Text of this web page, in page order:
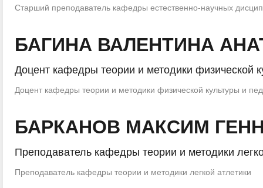
Старший преподаватель кафедры естественно-научных
БАГИНА ВАЛЕНТИНА
Доцент кафедры теории и методики физической
Доцент кафедры теории и методики физической культуры и
БАРКАНОВ МАКСИМ
Преподаватель кафедры теории и методики
Преподаватель кафедры теории и методики легкой атлетики